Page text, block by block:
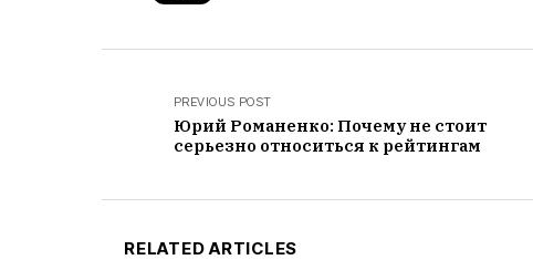
PREVIOUS POST
Юрий Романенко: Почему не стоит
серьезно относиться к рейтингам
RELATED ARTICLES